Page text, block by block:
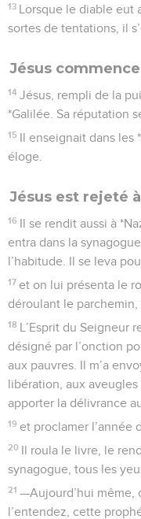
13 Lorsque le diable eut
sortes de tentations, il
Jésus
14 Jésus, rempli de la
*Galilée. Sa réputation
15 Il enseignait dans les
éloge.
Jésus est rejeté
16 Il se rendit aussi à
entra dans la
l’habitude. Il se leva
17 et on lui présenta le
déroulant le
18 L’Esprit du Seigneur
désigné par l’onction
aux pauvres. Il m’a
libération, aux
apporter la délivrance
19 et proclamer l’année
20 Il roula le livre, le
synagogue, tous les
21 —Aujourd’hui même,
l’entendez, cette